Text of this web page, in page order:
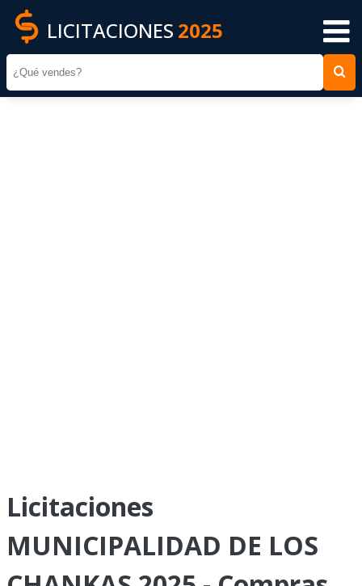
LICITACIONES 2025
Licitaciones
MUNICIPALIDAD DE LOS